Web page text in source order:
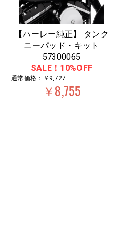
【ハーレー純正】 タンク
ニーパッド・キット
57300065
SALE！10%OFF
通常価格：￥9,727
￥8,755